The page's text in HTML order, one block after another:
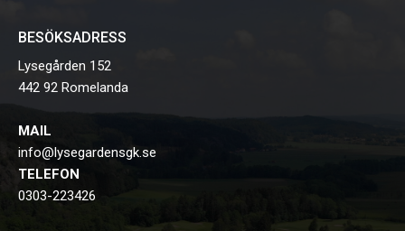
BESÖKSADRESS
Lysegården 152
442 92 Romelanda
MAIL
info@lysegardensgk.se
TELEFON
0303-223426